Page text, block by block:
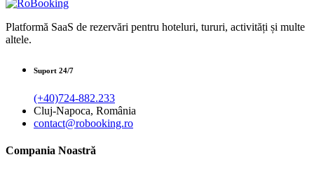
Platformă SaaS de rezervări pentru hoteluri, tururi, activități și multe
altele.
Suport 24/7
(+40)724-882.233
Cluj-Napoca, România
contact@robooking.ro
Compania Noastră